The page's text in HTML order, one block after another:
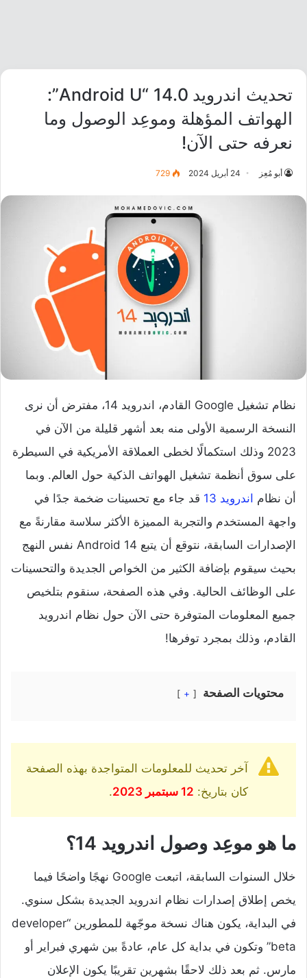
تحديث اندرويد 14.0 “Android U”:
الهواتف المؤهلة وموعِد الوصول وما
نعرفه حتى الآن!
أبو مُعِز 24 أبريل 2024 729
نظام تشغيل Google القادم، اندرويد 14، مفترض أن نرى
النسخة الرسمية الأولى منه بعد أشهر قليلة من الآن في
2023 وذلك استكمالًا لخطى العملاقة الأمريكية في السيطرة
على سوق أنظمة تشغيل الهواتف الذكية حول العالم. وبما
أن نظام اندرويد 13
قد جاء مع تحسينات ضخمة جدًا في
واجهة المستخدم والتجربة المميزة الأكثر سلاسة مقارنةً مع
الإصدارات السابقة، نتوقع أن يتبع Android 14 نفس النهج
بحيث سيقوم بإضافة الكثير من الخواص الجديدة والتحسينات
على الوظائف الحالية. وفي هذه الصفحة، سنقوم بتلخيص
جميع المعلومات المتوفرة حتى الآن حول نظام اندرويد
القادم، وذلك بمجرد توفرها!
محتويات الصفحة +
آخر تحديث للمعلومات المتواجدة بهذه الصفحة
كان بتاريخ: 12 سبتمبر 2023 .
ما هو موعِد وصول اندرويد 14؟
خلال السنوات السابقة، اتبعت Google نهجًا واضحًا فيما
يخص إطلاق إصدارات نظام اندرويد الجديدة بشكل سنوي.
في البداية، يكون هناك نسخة موجّهة للمطورين “developer
beta” وتكون في بداية كل عام، عادةً بين شهري فبراير أو
مارس. ثم بعد ذلك لاحقًا بشهرين تقريبًا يكون الإعلان